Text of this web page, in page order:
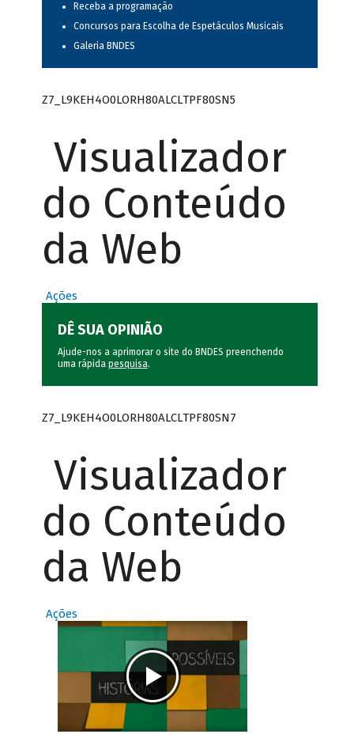
Receba a programação
Concursos para Escolha de Espetáculos Musicais
Galeria BNDES
Z7_L9KEH4O0LORH80ALCLTPF80SN5
Visualizador
do Conteúdo
da Web
Ações
DÊ SUA OPINIÃO
Ajude-nos a aprimorar o site do BNDES preenchendo
uma rápida pesquisa.
Z7_L9KEH4O0LORH80ALCLTPF80SN7
Visualizador
do Conteúdo
da Web
Ações